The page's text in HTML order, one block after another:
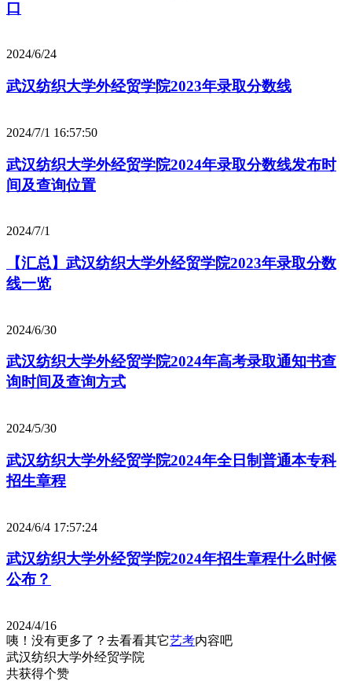
口
2024/6/24
武汉纺织大学外经贸学院2023年录取分数线
2024/7/1 16:57:50
武汉纺织大学外经贸学院2024年录取分数线发布时
间及查询位置
2024/7/1
【汇总】武汉纺织大学外经贸学院2023年录取分数
线一览
2024/6/30
武汉纺织大学外经贸学院2024年高考录取通知书查
询时间及查询方式
2024/5/30
武汉纺织大学外经贸学院2024年全日制普通本专科
招生章程
2024/6/4 17:57:24
武汉纺织大学外经贸学院2024年招生章程什么时候
公布？
2024/4/16
咦！没有更多了？去看看其它艺考内容吧
武汉纺织大学外经贸学院
共获得个赞